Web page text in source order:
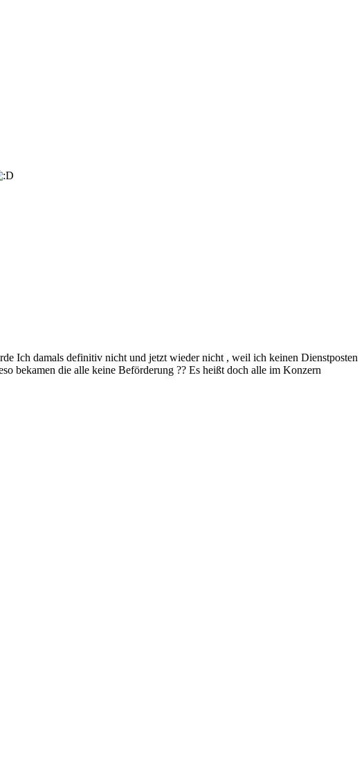
Ich damals definitiv nicht und jetzt wieder nicht , weil ich keinen Dienstposten
bekamen die alle keine Beförderung ?? Es heißt doch alle im Konzern